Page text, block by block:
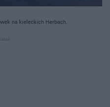
na kieleckich Herbach.